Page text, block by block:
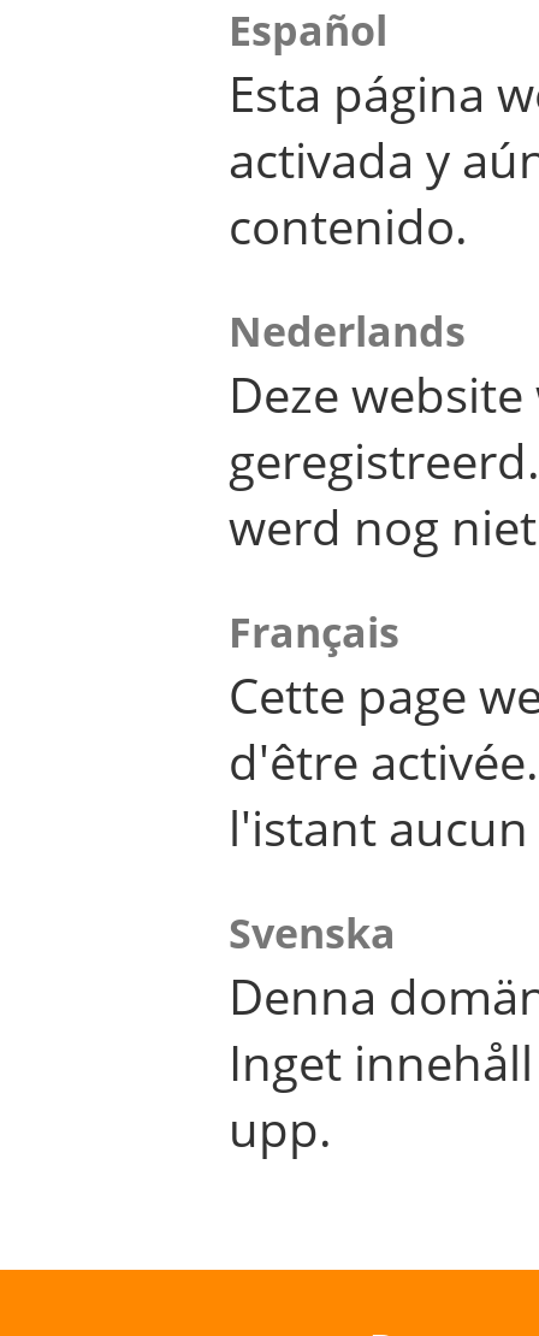
Español
Esta página
activada y
contenido.
Nederlands
Deze
werd nog
Français
Cette page
d'être
l'istant
Svenska
Denna
Inget
upp.